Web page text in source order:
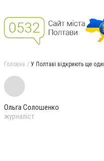
Головна У Полтаві відкриють ще
Ольга Солошенко
журналіст